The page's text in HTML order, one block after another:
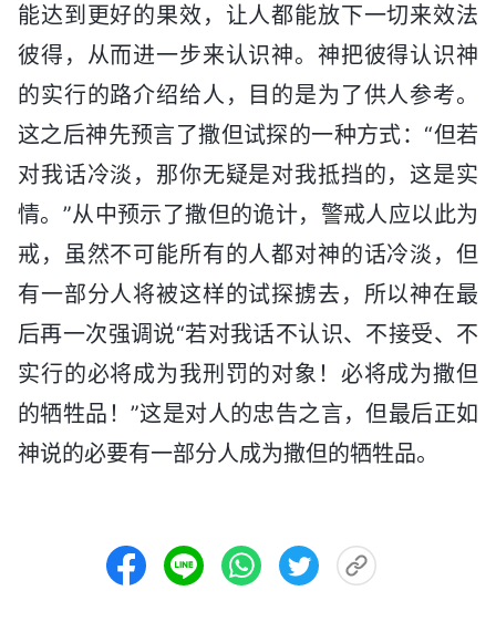
能达到更好的果效，让人都能放下一切来效法
彼得，从而进一步来认识神。神把彼得认识神
的实行的路介绍给人，目的是为了供人参考。
这之后神先预言了撒但试探的一种方式：“但若
对我话冷淡，那你无疑是对我抵挡的，这是实
情。”从中预示了撒但的诡计，警戒人应以此为
戒，虽然不可能所有的人都对神的话冷淡，但
有一部分人将被这样的试探掳去，所以神在最
后再一次强调说“若对我话不认识、不接受、不
实行的必将成为我刑罚的对象！必将成为撒但
的牺牲品！”这是对人的忠告之言，但最后正如
神说的必要有一部分人成为撒但的牺牲品。